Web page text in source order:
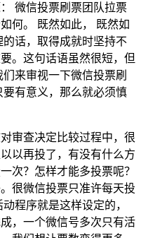
微信投票刷票团队拉票
何。 既然如此， 既然如
话，取得成就时坚持不
。这句话语虽然很短，但
来审视一下微信投票刷
有意义，那么就必须慎
审查决定比较过程中，很
以再投了，有没有什么方
次？怎样才能多投票呢？
很微信投票只准许每天投
程序就是这样设定的，
，一个微信号多次只有活